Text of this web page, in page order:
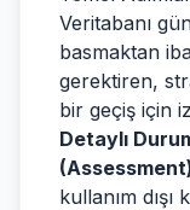
Veritabanı
basmaktan
gerektiren,
bir geçiş için
Detaylı
kullanım dışı